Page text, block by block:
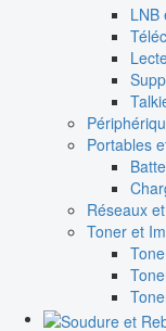
LNB
Portables
Réseaux
Toner et